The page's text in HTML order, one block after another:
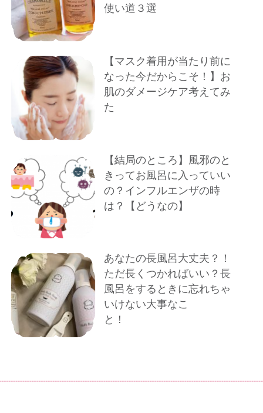
使い道３選
【マスク着用が当たり前に
なった今だからこそ！】お
肌のダメージケア考えてみ
た
【結局のところ】風邪のと
きってお風呂に入っていい
の？インフルエンザの時
は？【どうなの】
あなたの長風呂大丈夫？！
ただ長くつかればいい？長
風呂をするときに忘れちゃ
いけない大事なこ
と！